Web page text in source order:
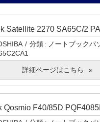
Satellite 2270 SA65C/2
分類
ノートブックパ
詳細ページはこちら
Qosmio F40/85D